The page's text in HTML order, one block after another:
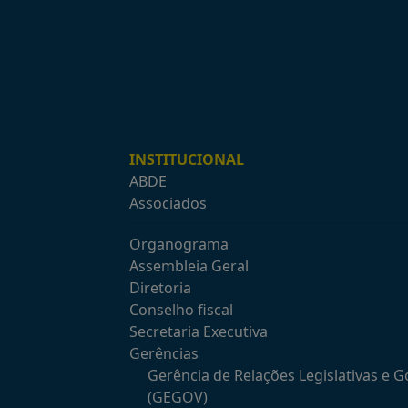
INSTITUCIONAL
ABDE
Associados
Organograma
Assembleia Geral
Diretoria
Conselho fiscal
Secretaria Executiva
Gerências
Gerência de Relações Legislativas e
(GEGOV)